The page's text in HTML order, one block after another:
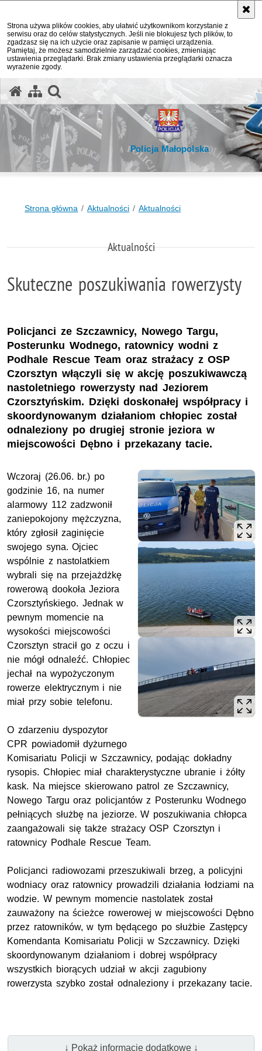
Strona używa plików cookies, aby ułatwić użytkownikom korzystanie z
serwisu oraz do celów statystycznych. Jeśli nie blokujesz tych plików, to
zgadzasz się na ich użycie oraz zapisanie w pamięci urządzenia.
Pamiętaj, że możesz samodzielnie zarządzać cookies, zmieniając
ustawienia przeglądarki. Brak zmiany ustawienia przeglądarki oznacza
wyrażenie zgody.
Policja Małopolska
Strona główna Aktualności Aktualności
Aktualności
Skuteczne poszukiwania rowerzysty
Policjanci ze Szczawnicy, Nowego Targu,
Posterunku Wodnego, ratownicy wodni z
Podhale Rescue Team oraz strażacy z OSP
Czorsztyn włączyli się w akcję poszukiwawczą
nastoletniego rowerzysty nad Jeziorem
Czorsztyńskim. Dzięki doskonałej współpracy i
skoordynowanym działaniom chłopiec został
odnaleziony po drugiej stronie jeziora w
miejscowości Dębno i przekazany tacie.
Wczoraj (26.06. br.) po
godzinie 16, na numer
alarmowy 112 zadzwonił
zaniepokojony mężczyzna,
który zgłosił zaginięcie
swojego syna. Ojciec
wspólnie z nastolatkiem
wybrali się na przejażdżkę
rowerową dookoła Jeziora
Czorsztyńskiego. Jednak w
pewnym momencie na
wysokości miejscowości
Czorsztyn stracił go z oczu i
nie mógł odnaleźć. Chłopiec
jechał na wypożyczonym
rowerze elektrycznym i nie
miał przy sobie telefonu.
O zdarzeniu dyspozytor
CPR powiadomił dyżurnego
Komisariatu Policji w Szczawnicy, podając dokładny
rysopis. Chłopiec miał charakterystyczne ubranie i żółty
kask. Na miejsce skierowano patrol ze Szczawnicy,
Nowego Targu oraz policjantów z Posterunku Wodnego
pełniących służbę na jeziorze. W poszukiwania chłopca
zaangażowali się także strażacy OSP Czorsztyn i
ratownicy Podhale Rescue Team.
Policjanci radiowozami przeszukiwali brzeg, a policyjni
wodniacy oraz ratownicy prowadzili działania łodziami na
wodzie. W pewnym momencie nastolatek został
zauważony na ścieżce rowerowej w miejscowości Dębno
przez ratowników, w tym będącego po służbie Zastępcy
Komendanta Komisariatu Policji w Szczawnicy. Dzięki
skoordynowanym działaniom i dobrej współpracy
wszystkich biorących udział w akcji zagubiony
rowerzysta szybko został odnaleziony i przekazany tacie.
↓ Pokaż informacje dodatkowe ↓